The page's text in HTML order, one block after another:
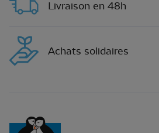
Livraison en 48h
Achats solidaires